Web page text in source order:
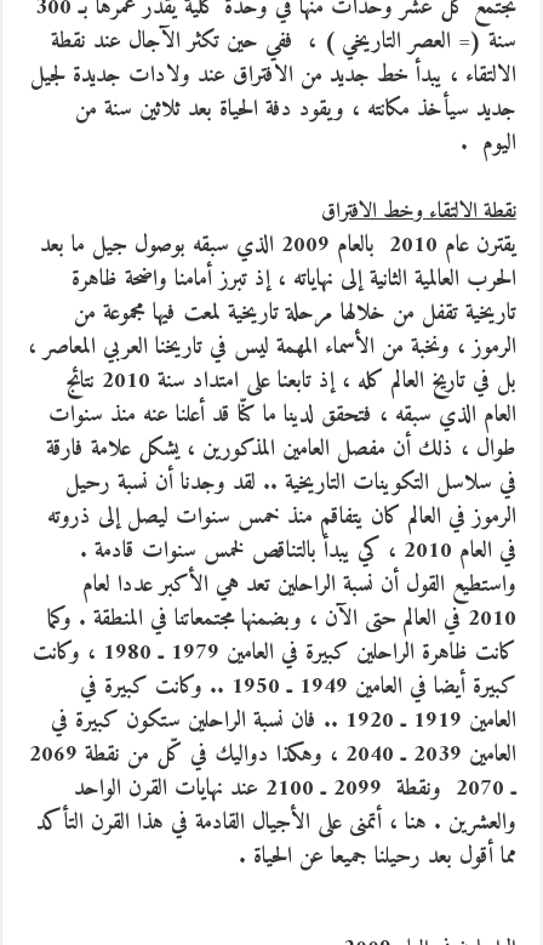
تجتمع كل عشر وحدات منها في وحدة كلية يقدر عمرها بـ 300
سنة (= العصر التاريخي ) ، ففي حين تكثر الآجال عند نقطة
الالتقاء ، يبدأ خط جديد من الافتراق عند ولادات جديدة لجيل
جديد سيأخذ مكانته ، ويقود دفة الحياة بعد ثلاثين سنة من
اليوم .
نقطة الالتقاء وخط الافتراق
يقترن عام 2010 بالعام 2009 الذي سبقه بوصول جيل ما بعد
الحرب العالمية الثانية إلى نهاياته ، إذ تبرز أمامنا واضحة ظاهرة
تاريخية تقفل من خلالها مرحلة تاريخية لمعت فيها مجموعة من
الرموز ، ونخبة من الأسماء المهمة ليس في تاريخنا العربي المعاصر ،
بل في تاريخ العالم كله ، إذ تابعنا على امتداد سنة 2010 نتائج
العام الذي سبقه ، فتحقق لدينا ما كنّا قد أعلنا عنه منذ سنوات
طوال ، ذلك أن مفصل العامين المذكورين ، يشكل علامة فارقة
في سلاسل التكوينات التاريخية .. لقد وجدنا أن نسبة رحيل
الرموز في العالم كان يتفاقم منذ خمس سنوات ليصل إلى ذروته
في العام 2010 ، كي يبدأ بالتناقص لخمس سنوات قادمة .
واستطيع القول أن نسبة الراحلين تعد هي الأكبر عددا لعام
2010 في العالم حتى الآن ، وبضمنها مجتمعاتنا في المنطقة . وكما
كانت ظاهرة الراحلين كبيرة في العامين 1979 ـ 1980 ، وكانت
كبيرة أيضا في العامين 1949 ـ 1950 .. وكانت كبيرة في
العامين 1919 ـ 1920 .. فان نسبة الراحلين ستكون كبيرة في
العامين 2039 ـ 2040 ، وهكذا دواليك في كّل من نقطة 2069
ـ 2070 ونقطة 2099 ـ 2100 عند نهايات القرن الواحد
والعشرين . هنا ، أتمنى على الأجيال القادمة في هذا القرن التأكد
مما أقول بعد رحيلنا جميعا عن الحياة .